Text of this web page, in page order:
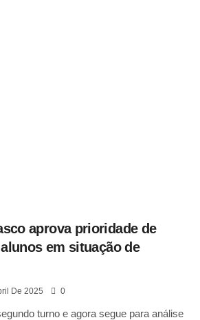
aprova prioridade de
em situação de
De 2025 0
turno e agora segue para análise